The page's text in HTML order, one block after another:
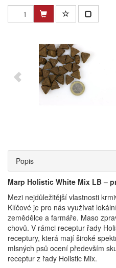
Popis
Marp Holistic White Mix LB –
Mezi nejdůležitější vlastnosti
Klíčové je pro nás využívat
zemědělce a farmáře. Maso
chovů. V rámci receptur řady
receptury, která mají široké
mlsných psů ocení především
receptur z řady Holistic Mix.